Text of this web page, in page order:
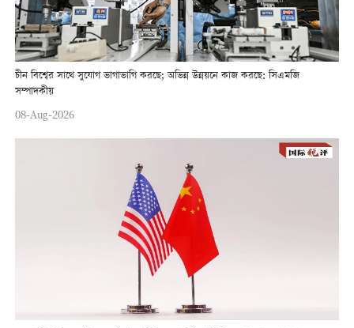
চীন বিশ্বের সাথে সুযোগ ভাগাভাগি করছে; অভিন্ন উন্নয়নে কাজ করছে: সিএমজি
সম্পাদকীয়
08-Aug-2026